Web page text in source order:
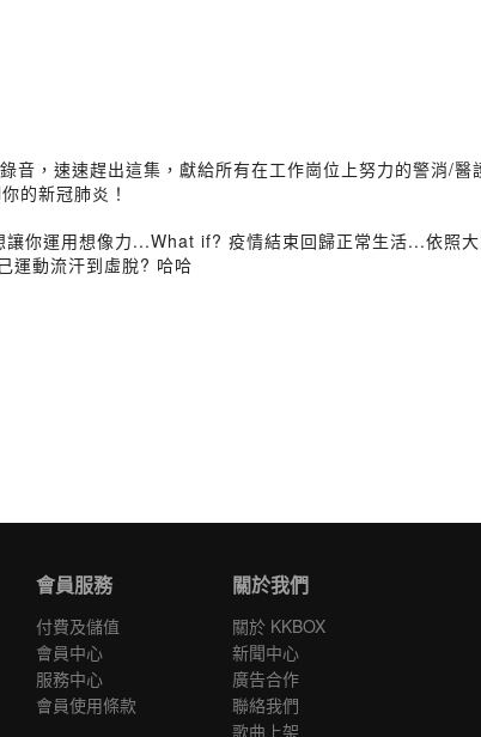
音，速速趕出這集，獻給所有在工作崗位上努力的警消/
的新冠肺炎！
你運用想像力...What if? 疫情結束回歸正常生活...依照
運動流汗到虛脫? 哈哈
會員服務
付費及儲值
會員中心
服務中心
會員使用條款
關於我們
關於 KKBOX
新聞中心
廣告合作
聯絡我們
歌曲上架